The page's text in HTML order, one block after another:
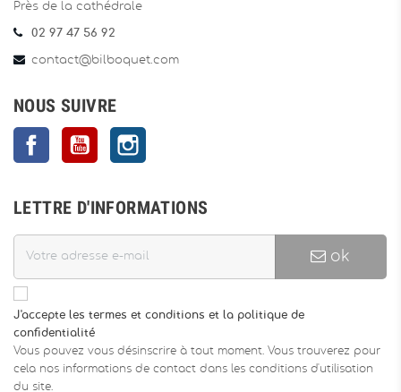
Près de la cathédrale
02 97 47 56 92
contact@bilboquet.com
NOUS SUIVRE
FacebookYouTube
LETTRE D'INFORMATIONS
ok
J'accepte les termes et conditions et la politique de
confidentialité
Vous pouvez vous désinscrire à tout moment. Vous trouverez pour
cela nos informations de contact dans les conditions d'utilisation
du site.